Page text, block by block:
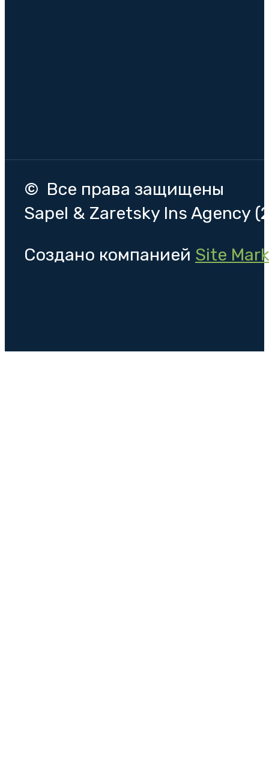
© Все права защищены
Sapel & Zaretsky Ins Agency
Создано компанией Site